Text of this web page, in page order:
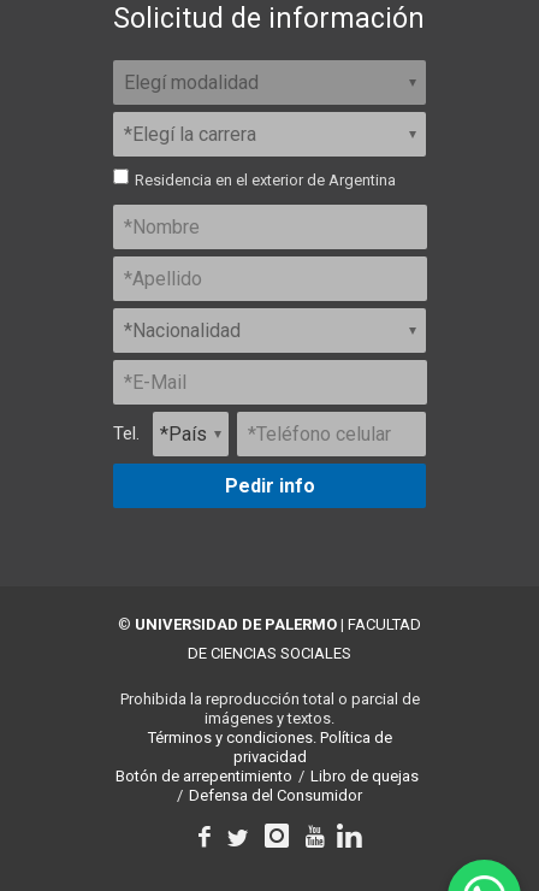
Solicitud de información
Residencia en el exterior de Argentina
Tel.
Pedir info
© UNIVERSIDAD DE PALERMO | FACULTAD
DE CIENCIAS SOCIALES
Prohibida la reproducción total o parcial de
imágenes y textos.
Términos y condiciones. Política de
privacidad
Botón de arrepentimiento / Libro de quejas
/ Defensa del Consumidor